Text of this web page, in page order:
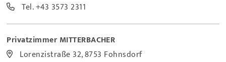
Tel.+43 3573 2311
Privatzimmer MITTERBACHER
Lorenzistraße 32, 8753 Fohnsdorf